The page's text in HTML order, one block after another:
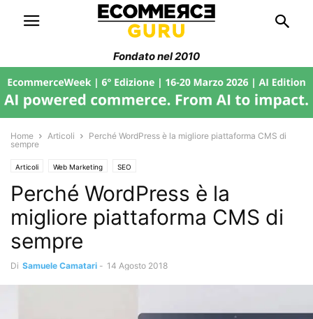
Fondato nel 2010
Home Articoli
Perché WordPress è la migliore piattaforma CMS di
sempre
Articoli Web Marketing SEO
Perché WordPress è la
migliore piattaforma CMS di
sempre
Di Samuele Camatari - 14 Agosto 2018